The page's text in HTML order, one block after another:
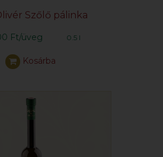
Szőlő pálinka
Ft/üveg 0.5 l
Kosárba